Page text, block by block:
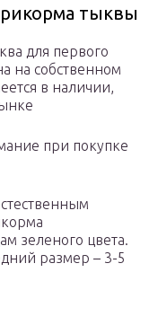
тыквы
для первого
на собственном
в наличии,
при покупке
зеленого цвета.
размер – 3-5